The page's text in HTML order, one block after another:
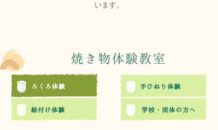
います。
焼き物体験教室